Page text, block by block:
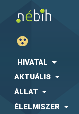
HIVATAL
AKTUÁLIS
ÁLLAT
ÉLELMISZER